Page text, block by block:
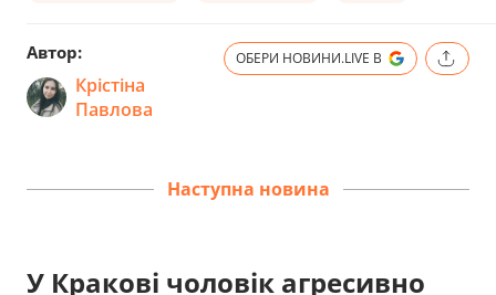
Автор:
Крістіна
Павлова
ОБЕРИ НОВИНИ.LIVE В
Наступна новина
У Кракові чоловік агресивно